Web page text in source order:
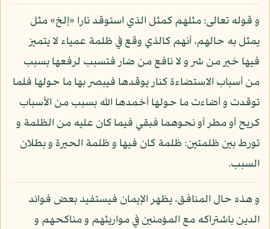
و قوله تعالى: مثلهم كمثل الذي استوقد نارا «إلخ» مثل
يمثل به حالهم، أنهم كالذي وقع في ظلمة عمياء لا يتميز
فيها خير من شر و لا نافع من ضار فتسبب لرفعها بسبب
من أسباب الاستضاءة كنار يوقدها فيبصر بها ما حولها فلما
توقدت و أضاءت ما حولها أخمدها الله بسبب من الأسباب
كريح أو مطر أو نحوهما فبقي فيما كان عليه من الظلمة و
تورط بين ظلمتين: ظلمة كان فيها و ظلمة الحيرة و بطلان
السبب.
و هذه حال المنافق، يظهر الإيمان فيستفيد بعض فوائد
الدين باشتراكه مع المؤمنين في مواريثهم و مناكحهم و